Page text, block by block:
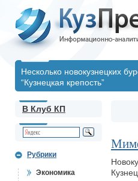
Несколько новокузнецких
“Кузнецкая крепость”
В Клуб КП
Рубрики
Экономика